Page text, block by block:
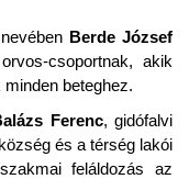
Berde József
csoportnak, akik
beteghez.
Ferenc, gidófalvi
és a térség lakói
feláldozás az